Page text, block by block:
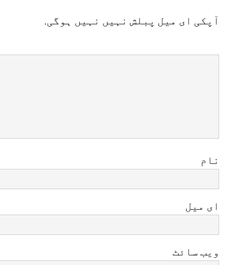
آپکی ای ميل پبلش نہيں نہيں ہوگی.
نام
ای میل
ویب سائٹ